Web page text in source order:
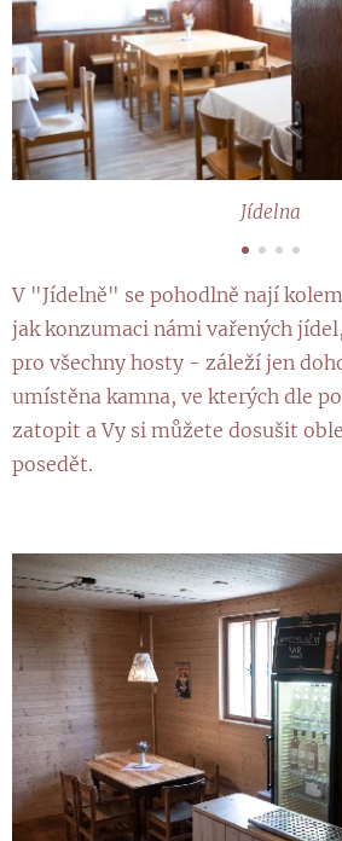
Jídelna
V "Jídelně" se pohodlně nají
jak konzumaci námi vařených
pro všechny hosty - záleží jen
umístěna kamna, ve kterých dle
zatopit a Vy si můžete dosušit
posedět.